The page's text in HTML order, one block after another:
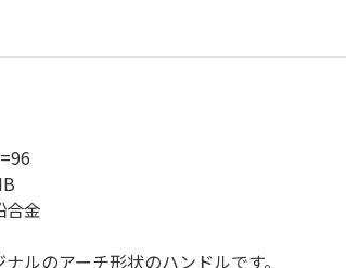
合金
ルのアーチ形状のハンドルです。